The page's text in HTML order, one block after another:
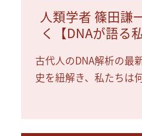
人類学者 篠田謙
く【DNAが語る
古代人のDNA解析の最
史を紐解き、私たちは